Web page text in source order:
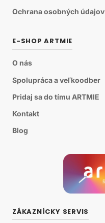
Ochrana osobných údajov
E-SHOP ARTMIE
O nás
Spolupráca a veľkoodber
Pridaj sa do tímu ARTMIE
Kontakt
Blog
ZÁKAZNÍCKY SERVIS